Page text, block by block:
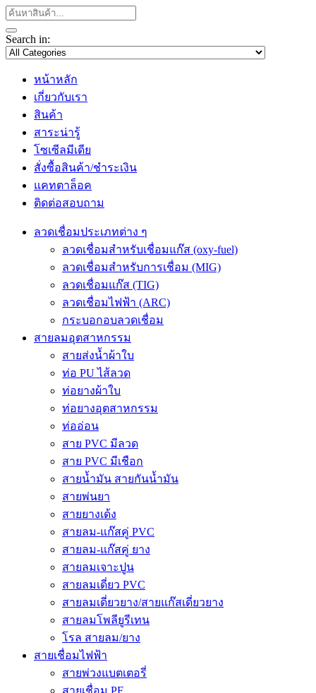
Search in:
หน้าหลัก
เกี่ยวกับเรา
สินค้า
สาระน่ารู้
โซเซีลมีเดีย
สั่งซื้อสินค้า/ชำระเงิน
แคทตาล็อค
ติดต่อสอบถาม
ลวดเชื่อมประเภทต่าง ๆ
ลวดเชื่อมสำหรับเชื่อมแก๊ส (oxy-fuel)
ลวดเชื่อมสำหรับการเชื่อม (MIG)
ลวดเชื่อมแก๊ส (TIG)
ลวดเชื่อมไฟฟ้า (ARC)
กระบอกอบลวดเชื่อม
สายลมอุตสาหกรรม
สายส่งน้ำผ้าใบ
ท่อ PU ไส้ลวด
ท่อยางผ้าใบ
ท่อยางอุตสาหกรรม
ท่ออ่อน
สาย PVC มีลวด
สาย PVC มีเชือก
สายน้ำมัน สายกันน้ำมัน
สายพ่นยา
สายยางเด้ง
สายลม-แก๊สคู่ PVC
สายลม-แก๊สคู่ ยาง
สายลมเจาะปูน
สายลมเดี่ยว PVC
สายลมเดี่ยวยาง/สายแก๊สเดี่ยวยาง
สายลมโพลียูรีเทน
โรล สายลม/ยาง
สายเชื่อมไฟฟ้า
สายพ่วงแบตเตอรี่
สายเชื่อม PF